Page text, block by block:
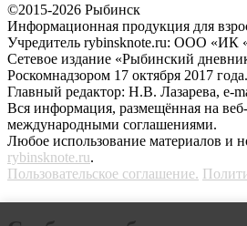
©2015-2026 Рыбинск
Информационная продукция для
Учредитель rybinsknote.ru: ООО «ИК
Сетевое издание «Рыбинский
Роскомнадзором 17 октября 2017 года.
Главный редактор: Н.В. Лазарева, e-
Вся информация, размещённая на
международными соглашениями.
Любое использование материалов и
rybinsknote.ru.
Пользовательское соглашение.